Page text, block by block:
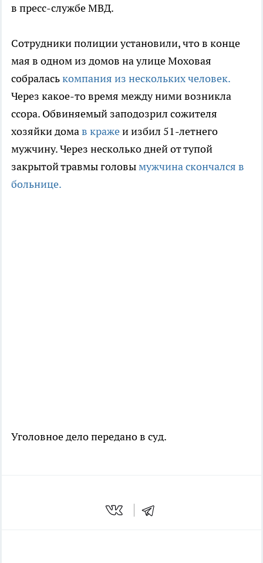
в пресс-службе МВД.
Сотрудники полиции установили, что в конце
мая в одном из домов на улице Моховая
собраласькомпания из нескольких человек.
Через какое-то время между ними возникла
ссора. Обвиняемый заподозрил сожителя
хозяйки домав кражеи избил 51-летнего
мужчину. Через несколько дней от тупой
закрытой травмы головымужчина скончался в
больнице.
Уголовное дело передано в суд.